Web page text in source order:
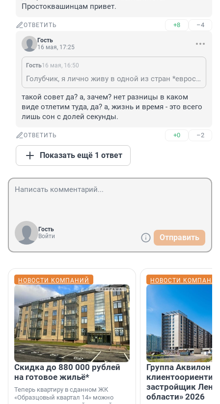
Простоквашинцам привет.
ОТВЕТИТЬ +8 –4
Гость
16 мая, 17:25
Гость16 мая, 16:50
Голубчик, я лично живу в одной из стран *евросовка*, и судя по вашему комментарию, мне думается, что вы не были не только в *евросовке*, но и вообще никуда не выезжали их вашего Простоквашино. Выбирайтесь из вашего ящика, расширяйте ваши горизонты - сие весьма полезно для развития интеллекта и менталитета. Простоквашинцам привет.
такой совет да? а, зачем? нет разницы в каком
виде отлетим туда, да? а, жизнь и время - это всего
лишь сон с долей секунды.
ОТВЕТИТЬ +0 –2
Показать ещё 1 ответ
Гость
Войти
Отправить
НОВОСТИ КОМПАНИЙ
Скидка до 880 000 рублей
на готовое жильё*
Теперь квартиру в сданном ЖК
«Образцовый квартал 14» можно
НОВОСТИ
Группа Аквилон
застройщик
области» 2026